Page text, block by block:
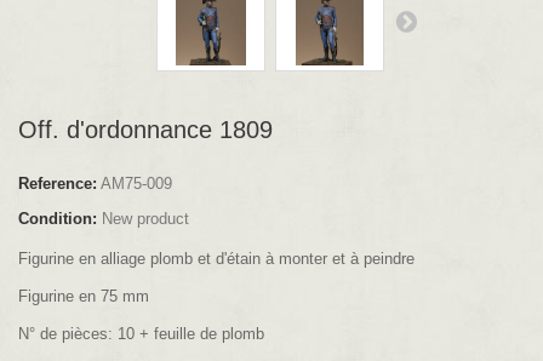
Off. d'ordonnance 1809
Reference: AM75-009
Condition: New product
Figurine en alliage plomb et d'étain à monter et à peindre
Figurine en 75 mm
N° de pièces: 10 + feuille de plomb